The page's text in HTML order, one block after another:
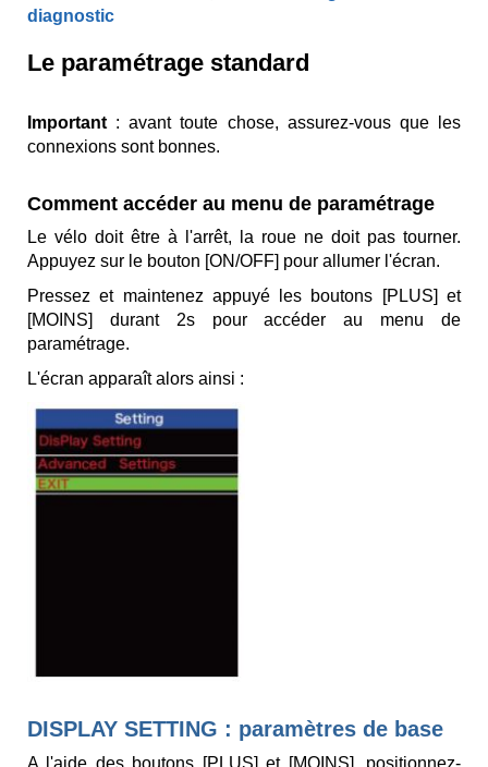
diagnostic
Le paramétrage standard
Important : avant toute chose, assurez-vous que les
connexions sont bonnes.
Comment accéder au menu de paramétrage
Le vélo doit être à l'arrêt, la roue ne doit pas tourner.
Appuyez sur le bouton [ON/OFF] pour allumer l'écran.
Pressez et maintenez appuyé les boutons [PLUS] et
[MOINS] durant 2s pour accéder au menu de
paramétrage.
L'écran apparaît alors ainsi :
DISPLAY SETTING : paramètres de base
A l'aide des boutons [PLUS] et [MOINS], positionnez-